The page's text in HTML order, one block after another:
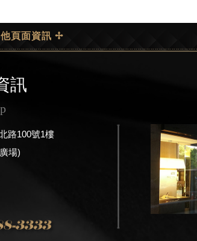
頁面資訊 ✢
訊
路100號1樓
場)